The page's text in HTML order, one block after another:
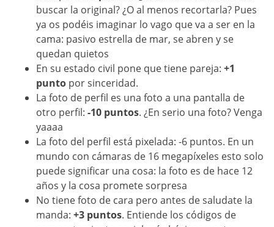
buscar la original? ¿O al menos recortarla? Pues
ya os podéis imaginar lo vago que va a ser en la
cama: pasivo estrella de mar, se abren y se
quedan quietos
En su estado civil pone que tiene pareja:+1
punto por sinceridad.
La foto de perfil es una foto a una pantalla de
otro perfil: -10 puntos. ¿En serio una foto? Venga
yaaaa
La foto del perfil está pixelada: -6 puntos. En un
mundo con cámaras de 16 megapíxeles esto solo
puede significar una cosa: la foto es de hace 12
años y la cosa promete sorpresa
No tiene foto de cara pero antes de saludate la
manda:+3 puntos. Entiende los códigos de